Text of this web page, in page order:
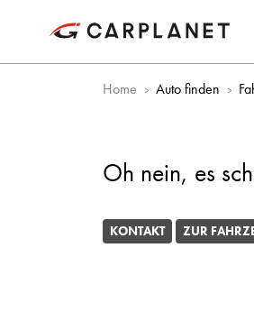
Home Auto finden
Oh nein, es
KONTAKT ZUR